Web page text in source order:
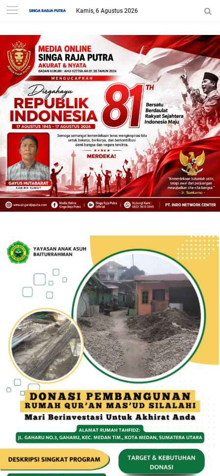
Kamis, 6 Agustus 2026